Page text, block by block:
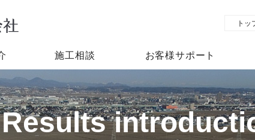
施工相談 お客様サポート
トッ
Results